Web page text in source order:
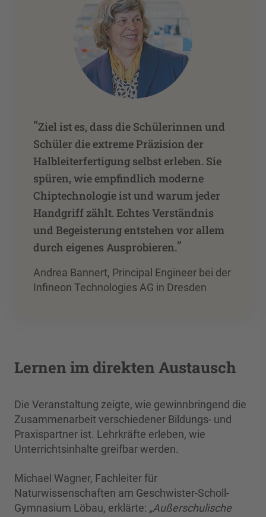
“Ziel ist es, dass die Schülerinnen und
Schüler die extreme Präzision der
Halbleiterfertigung selbst erleben. Sie
spüren, wie empfindlich moderne
Chiptechnologie ist und warum jeder
Handgriff zählt. Echtes Verständnis
und Begeisterung entstehen vor allem
durch eigenes Ausprobieren.”
Andrea Bannert, Principal Engineer bei der
Infineon Technologies AG in Dresden
Lernen im direkten Austausch
Die Veranstaltung zeigte, wie gewinnbringend die
Zusammenarbeit verschiedener Bildungs- und
Praxispartner ist. Lehrkräfte erleben, wie
Unterrichtsinhalte greifbar werden.
Michael Wagner, Fachleiter für
Naturwissenschaften am Geschwister-Scholl-
Gymnasium Löbau, erklärte: „Außerschulische